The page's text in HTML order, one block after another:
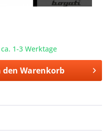
1-3 Werktage
den Warenkorb